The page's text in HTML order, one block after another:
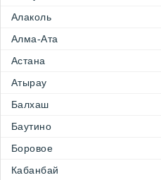
Алаколь
Алма-Ата
Астана
Атырау
Балхаш
Баутино
Боровое
Кабанбай